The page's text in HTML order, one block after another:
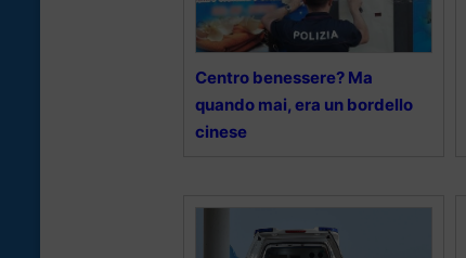
Centro benessere? Ma
quando mai, era un bordello
cinese